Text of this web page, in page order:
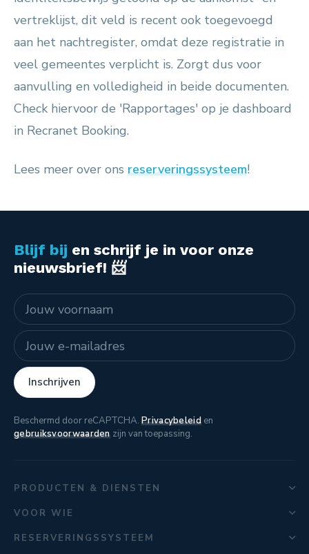
vertreklijst, dit veld is recent ook toegevoegd
aan het nachtregister, omdat deze registratie in
veel gemeentes verplicht is. Zorgt dus voor
aanvulling en volledigheid in beide documenten.
Check hiervoor de 'Rapportages' op je dashboard
in Recranet Booking.
Lees meer over ons reserveringssysteem!
Blijf bij en schrijf je in voor onze
nieuwsbrief! 📨
Naam
E-mailadres
Inschrijven
Beschermd door reCAPTCHA. Privacybeleiden
gebruiksvoorwaardenzijn van toepassing.
PRODUCTEN & DIENSTEN
VOOR WIE
RESERVERINGSSYSTEEM